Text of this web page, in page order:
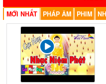
MỚI NHẤT PHÁP ÂM PHIM